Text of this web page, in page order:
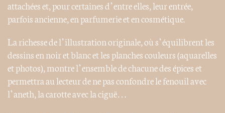
attachées et, pour certaines d’entre elles, leur entrée,
parfois ancienne, en parfumerie et en cosmétique.
La richesse de l’illustration originale, où s’équilibrent les
dessins en noir et blanc et les planches couleurs (aquarelles
et photos), montre l’ensemble de chacune des épices et
permettra au lecteur de ne pas confondre le fenouil avec
l’aneth, la carotte avec la ciguë…